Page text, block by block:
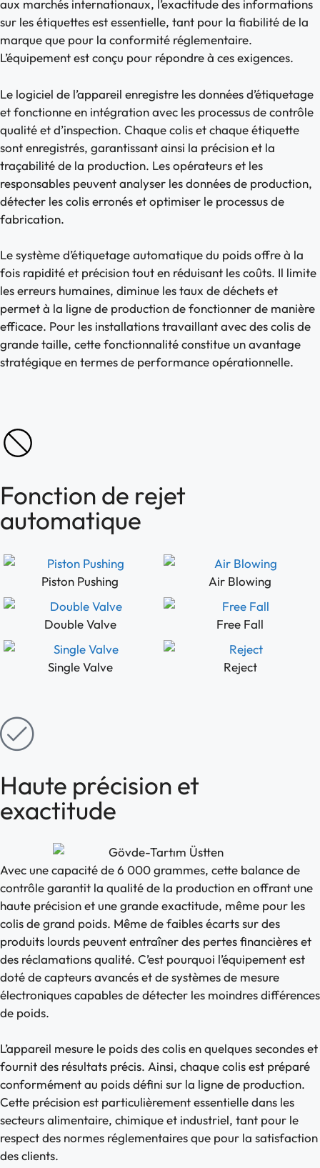
aux marchés internationaux, l’exactitude des informations
sur les étiquettes est essentielle, tant pour la fiabilité de la
marque que pour la conformité réglementaire.
L’équipement est conçu pour répondre à ces exigences.
Le logiciel de l’appareil enregistre les données d’étiquetage
et fonctionne en intégration avec les processus de contrôle
qualité et d’inspection. Chaque colis et chaque étiquette
sont enregistrés, garantissant ainsi la précision et la
traçabilité de la production. Les opérateurs et les
responsables peuvent analyser les données de production,
détecter les colis erronés et optimiser le processus de
fabrication.
Le système d’étiquetage automatique du poids offre à la
fois rapidité et précision tout en réduisant les coûts. Il limite
les erreurs humaines, diminue les taux de déchets et
permet à la ligne de production de fonctionner de manière
efficace. Pour les installations travaillant avec des colis de
grande taille, cette fonctionnalité constitue un avantage
stratégique en termes de performance opérationnelle.
Fonction de rejet
automatique
Piston Pushing Air Blowing
Double Valve Free Fall
Single Valve Reject
Haute précision et
exactitude
Avec une capacité de 6 000 grammes, cette balance de
contrôle garantit la qualité de la production en offrant une
haute précision et une grande exactitude, même pour les
colis de grand poids. Même de faibles écarts sur des
produits lourds peuvent entraîner des pertes financières et
des réclamations qualité. C’est pourquoi l’équipement est
doté de capteurs avancés et de systèmes de mesure
électroniques capables de détecter les moindres différences
de poids.
L’appareil mesure le poids des colis en quelques secondes et
fournit des résultats précis. Ainsi, chaque colis est préparé
conformément au poids défini sur la ligne de production.
Cette précision est particulièrement essentielle dans les
secteurs alimentaire, chimique et industriel, tant pour le
respect des normes réglementaires que pour la satisfaction
des clients.